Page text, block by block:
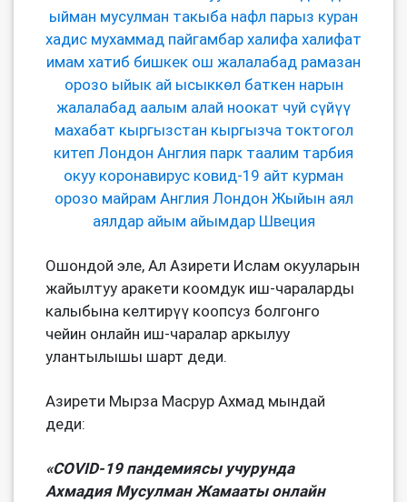
Ошондой эле, Ал Азирети Ислам окууларын
жайылтуу аракети коомдук иш-чараларды
калыбына келтирүү коопсуз болгонго
чейин онлайн иш-чаралар аркылуу
улантылышы шарт деди.
Азирети Мырза Масрур Ахмад мындай
деди:
«COVID-19 пандемиясы учурунда
Ахмадия Мусулман Жамааты онлайн